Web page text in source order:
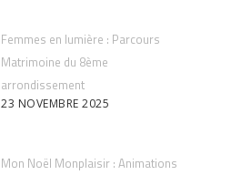
Femmes en lumière : Parcours
Matrimoine du 8ème
arrondissement
23 NOVEMBRE 2025
Mon Noël Monplaisir : Animations